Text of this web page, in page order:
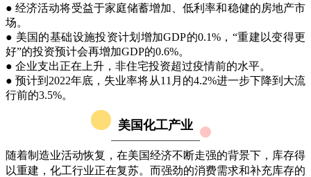
● 经济活动将受益于家庭储蓄增加、低利率和稳健的房地产市
场。
● 美国的基础设施投资计划增加GDP的0.1%，“重建以变得更
好”的投资预计会再增加GDP的0.6%。
● 企业支出正在上升，非住宅投资超过疫情前的水平。
● 预计到2022年底，失业率将从11月的4.2%进一步下降到大流
行前的3.5%。
美国化工产业
随着制造业活动恢复，在美国经济不断走强的背景下，库存得
以重建，化工行业正在复苏。而强劲的消费需求和补充库存的